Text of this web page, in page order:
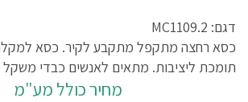
דגם: MC1109.2
כסא רחצה מתקפל מתקבע לקיר. כסא
תומכת ליציבות. מתאים לאנשים כבדי משקל עד 250
מחיר כולל מע"מ